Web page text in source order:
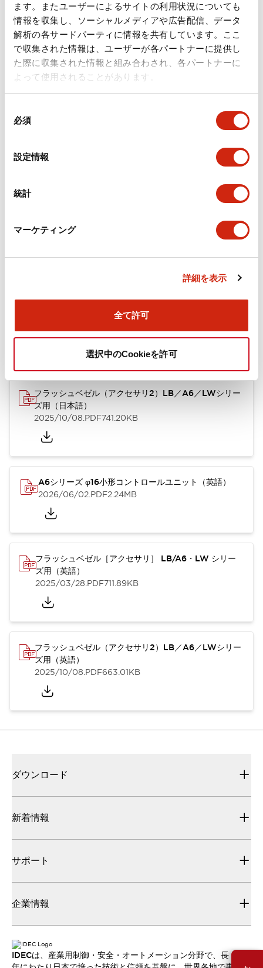
ます。またユーザーによるサイトの利用状況についても
情報を収集し、ソーシャルメディアや広告配信、データ
解析の各サードパーティに情報を共有しています。ここ
で収集された情報は、ユーザーが各パートナーに提供し
た際に収集された情報と組み合わされ、各パートナーに
よって使用されることがあります。
必須
設定情報
統計
マーケティング
詳細を表示
全て許可
選択中のCookieを許可
環境仕様
機械的仕様
取付設置仕様
A6シリーズ φ16小形コントロールユニット（日本語）
2025/03/28.PDF617.63KB
フラッシュベゼル（アクセサリ2）LB／A6／LWシリー
ズ用（日本語）
2025/10/08.PDF741.20KB
A6シリーズ φ16小形コントロールユニット（英語）
2026/06/02.PDF2.24MB
フラッシュベゼル［アクセサリ］ LB/A6・LW シリー
ズ用（英語）
2025/03/28.PDF711.89KB
フラッシュベゼル（アクセサリ2）LB／A6／LWシリー
ズ用（英語）
2025/10/08.PDF663.01KB
ダウンロード
新着情報
サポート
企業情報
IDECは、産業用制御・安全・オートメーション分野で、長